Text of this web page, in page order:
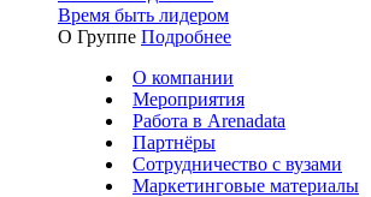
Время быть лидером
О Группе Подробнее
О компании
Мероприятия
Работа в Arenadata
Партнёры
Сотрудничество с вузами
Маркетинговые материалы